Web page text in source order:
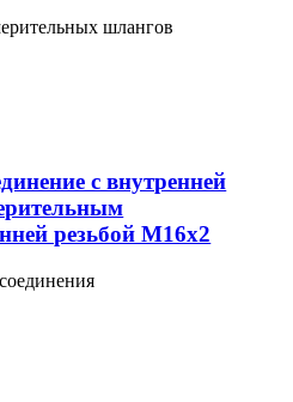
шлангов
с внутренней
резьбой M16x2